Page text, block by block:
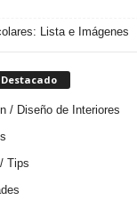
Lista e Imágenes
/ Diseño de Interiores
Tips